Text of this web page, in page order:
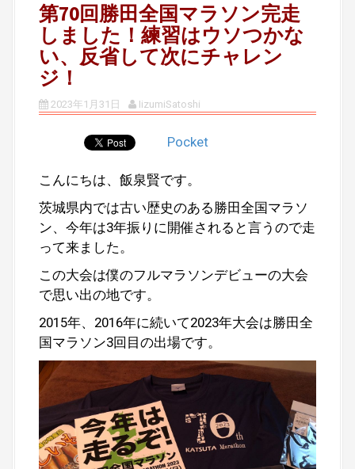
第70回勝田全国マラソン完走
しました！練習はウソつかな
い、反省して次にチャレン
ジ！
2023年1月31日 IizumiSatoshi
Pocket
こんにちは、飯泉賢です。
茨城県内では古い歴史のある勝田全国マラソ
ン、今年は3年振りに開催されると言うので走
って来ました。
この大会は僕のフルマラソンデビューの大会
で思い出の地です。
2015年、2016年に続いて2023年大会は勝田全
国マラソン3回目の出場です。